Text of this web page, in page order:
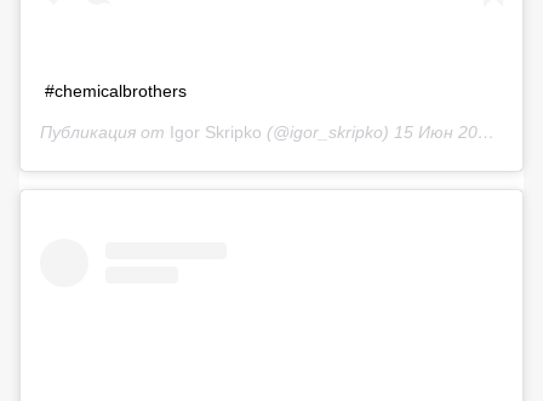
#chemicalbrothers
Публикация от Igor Skripko (@igor_skripko) 15 Июн 2019 в 10:27 PDT